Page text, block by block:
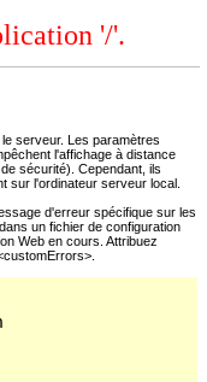
'/'.
serveur. Les paramètres
l'affichage à distance
sécurité). Cependant, ils
sur l'ordinateur serveur local.
d'erreur spécifique sur les
un fichier de configuration
Web en cours. Attribuez